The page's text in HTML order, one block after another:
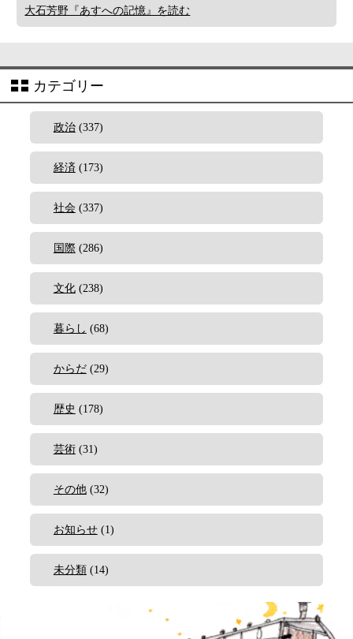
大石芳野『あすへの記憶』を読む
カテゴリー
政治(337)
経済(173)
社会(337)
国際 (286)
文化(238)
暮らし (68)
からだ(29)
歴史 (178)
芸術(31)
その他(32)
お知らせ(1)
未分類(14)